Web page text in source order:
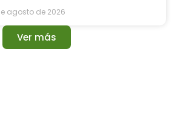
agosto de 2026
Ver más